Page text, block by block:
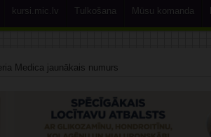
kursi.mic.lv Tulkošana Mūsu komanda
Medica jaunākais numurs